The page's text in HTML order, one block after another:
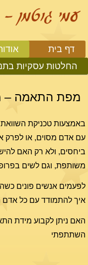
דף בית
החלטות עסקיות
מפת התאמה –
באמצעות טכניקת השוואת
עם אדם מסוים, או לפרק
ביחסים, ולא רק האם
משותפת, וגם לשים
לפעמים אנשים פונים
איך להתמודד עם כל אדם
האם ניתן לקבוע מידת
השתתפתי